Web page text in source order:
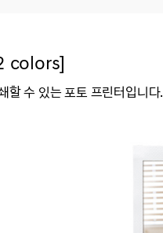
colors]
할 수 있는 포토 프린터입니다.